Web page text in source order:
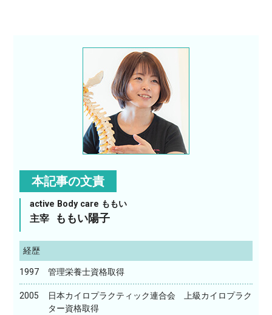
本記事の文責
active Body care ももい
主宰 ももい陽子
経歴
1997 管理栄養士資格取得
2005
日本カイロプラクティック連合会 上級カイロプラク
ター資格取得